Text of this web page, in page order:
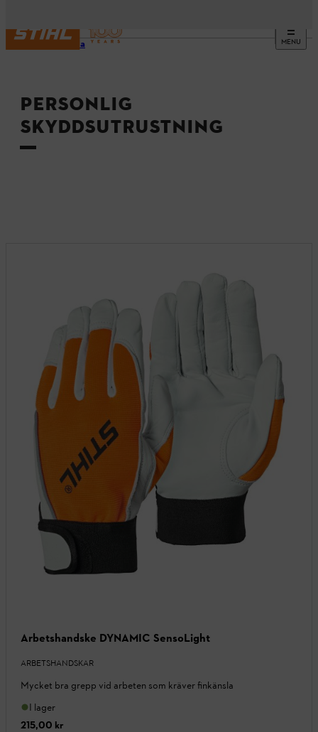
MENU
Startsida
PERSONLIG
SKYDDSUTRUSTNING
Arbetshandske DYNAMIC SensoLight
ARBETSHANDSKAR
Mycket bra grepp vid arbeten som kräver finkänsla
I lager
215,00 kr